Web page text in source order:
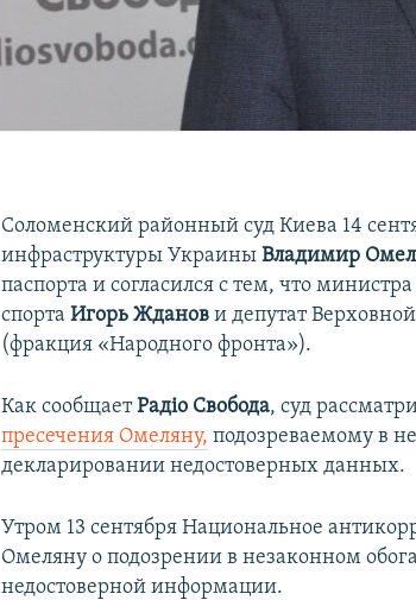
Соломенский районный суд Киева 14
инфраструктуры Украины Владимир
паспорта и согласился с тем, что
спортаИгорь Жданов и депутат
(фракция «Народного фронта»).
Как сообщаетРадiо Свобода, суд
пресечения Омеляну, подозреваемому в
декларировании недостоверных данных.
Утром 13 сентября Национальное
Омеляну о подозрении в незаконном
недостоверной информации.